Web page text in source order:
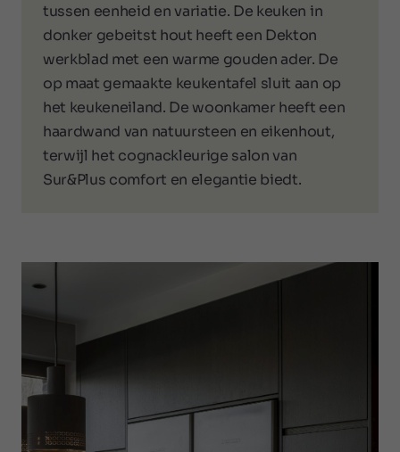
tussen eenheid en variatie. De keuken in
donker gebeitst hout heeft een Dekton
werkblad met een warme gouden ader. De
op maat gemaakte keukentafel sluit aan op
het keukeneiland. De woonkamer heeft een
haardwand van natuursteen en eikenhout,
terwijl het cognackleurige salon van
Sur&Plus comfort en elegantie biedt.